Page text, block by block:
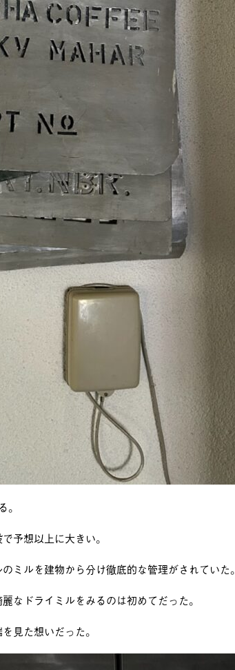
予想以上に大きい。
ミルを建物から分け徹底的な管理がされていた。
なドライミルをみるのは初めてだった。
見た想いだった。